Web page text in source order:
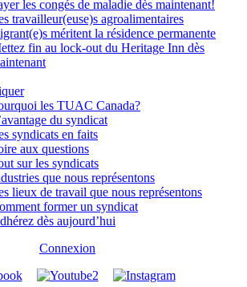
les congés de maladie dès maintenant!
travailleur(euse)s agroalimentaires
méritent la résidence permanente
fin au lock-out du Heritage Inn dès
les TUAC Canada?
du syndicat
syndicats en faits
aux questions
sur les syndicats
que nous représentons
lieux de travail que nous représentons
former un syndicat
dès aujourd’hui
Connexion